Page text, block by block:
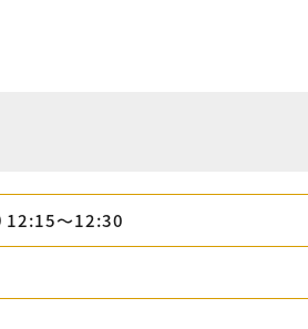
12:15〜12:30